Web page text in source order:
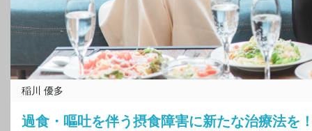
稲川 優多
過食・嘔吐を伴う摂食障害に新たな治療法を